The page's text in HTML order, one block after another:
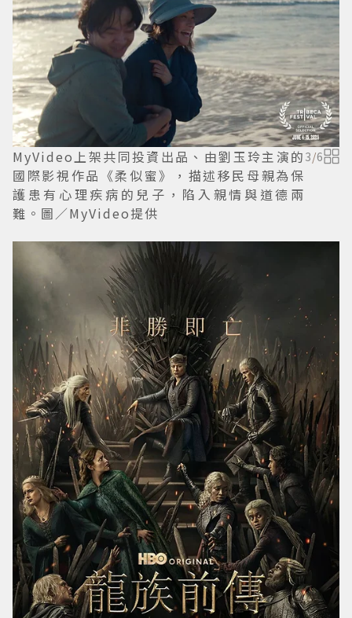
MyVideo上架共同投資出品、由劉玉玲主演的
國際影視作品《柔似蜜》，描述移民母親為保
護患有心理疾病的兒子，陷入親情與道德兩
難。圖／MyVideo提供
3/6